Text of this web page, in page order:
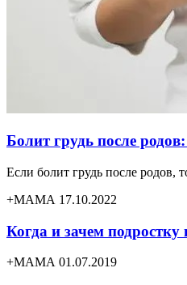
Болит грудь после
Если болит грудь после родов,
+МАМА 17.10.2022
Когда и зачем
+МАМА 01.07.2019